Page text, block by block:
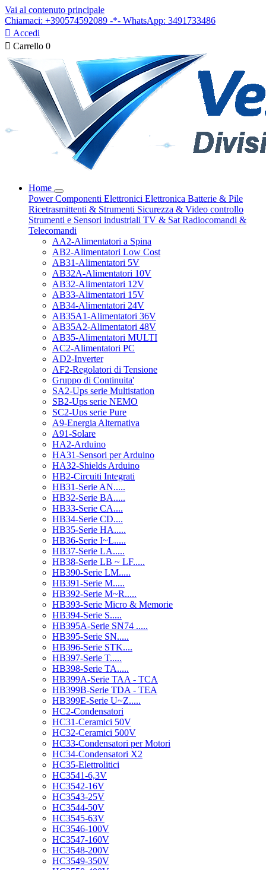
Vai al contenuto principale
Chiamaci: +390574592089 -*- WhatsApp: 3491733486
 Accedi
 Carrello 0
Home
PowerComponenti Elettronici Elettronica Batterie & Pile
Ricetrasmittenti & Strumenti Sicurezza & Video controllo
Strumenti e Sensori industriali TV & Sat Radiocomandi &
Telecomandi
AA2-Alimentatori a Spina
AB2-Alimentatori Low Cost
AB31-Alimentatori 5V
AB32A-Alimentatori 10V
AB32-Alimentatori 12V
AB33-Alimentatori 15V
AB34-Alimentatori 24V
AB35A1-Alimentatori 36V
AB35A2-Alimentatori 48V
AB35-Alimentatori MULTI
AC2-Alimentatori PC
AD2-Inverter
AF2-Regolatori di Tensione
Gruppo di Continuita'
SA2-Ups serie Multistation
SB2-Ups serie NEMO
SC2-Ups serie Pure
A9-Energia Alternativa
A91-Solare
HA2-Arduino
HA31-Sensori per Arduino
HA32-Shields Arduino
HB2-Circuiti Integrati
HB31-Serie AN.....
HB32-Serie BA.....
HB33-Serie CA....
HB34-Serie CD....
HB35-Serie HA.....
HB36-Serie I~L.....
HB37-Serie LA.....
HB38-Serie LB ~ LF.....
HB390-Serie LM.....
HB391-Serie M.....
HB392-Serie M~R.....
HB393-Serie Micro & Memorie
HB394-Serie S.....
HB395A-Serie SN74 .....
HB395-Serie SN.....
HB396-Serie STK....
HB397-Serie T.....
HB398-Serie TA.....
HB399A-Serie TAA - TCA
HB399B-Serie TDA - TEA
HB399E-Serie U~Z.....
HC2-Condensatori
HC31-Ceramici 50V
HC32-Ceramici 500V
HC33-Condensatori per Motori
HC34-Condensatori X2
HC35-Elettrolitici
HC3541-6,3V
HC3542-16V
HC3543-25V
HC3544-50V
HC3545-63V
HC3546-100V
HC3547-160V
HC3548-200V
HC3549-350V